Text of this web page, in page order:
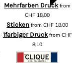
Mehrfarben Druckfrom
CHF 18,00
Sticken fromCHF 18,00
1farbiger Druckfrom CHF
8,10